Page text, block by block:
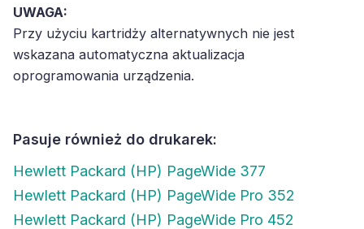
UWAGA:
Przy użyciu kartridży alternatywnych nie jest
wskazana automatyczna aktualizacja
oprogramowania urządzenia.
Pasuje również do drukarek:
Hewlett Packard (HP) PageWide 377
Hewlett Packard (HP) PageWide Pro 352
Hewlett Packard (HP) PageWide Pro 452